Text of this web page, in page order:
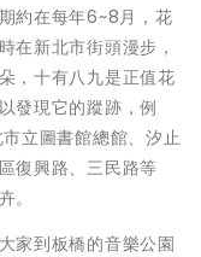
約在每年6~8月，花
在新北市街頭漫步，
，十有八九是正值花
發現它的蹤跡，例
立圖書館總館、汐止
復興路、三民路等
。
家到板橋的音樂公園